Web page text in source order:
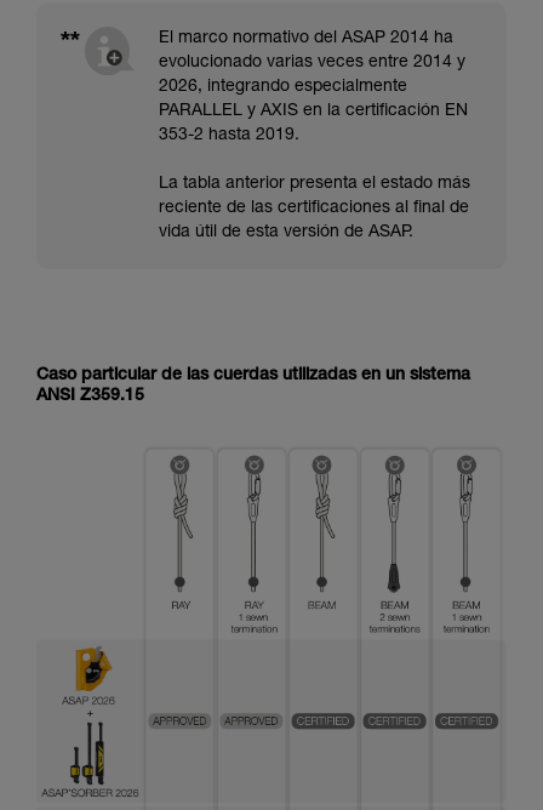
**
El marco normativo del ASAP 2014 ha
evolucionado varias veces entre 2014 y
2026, integrando especialmente
PARALLEL y AXIS en la certificación EN
353-2 hasta 2019.
La tabla anterior presenta el estado más
reciente de las certificaciones al final de
vida útil de esta versión de ASAP.
Caso particular de las cuerdas utilizadas en un sistema
ANSI Z359.15